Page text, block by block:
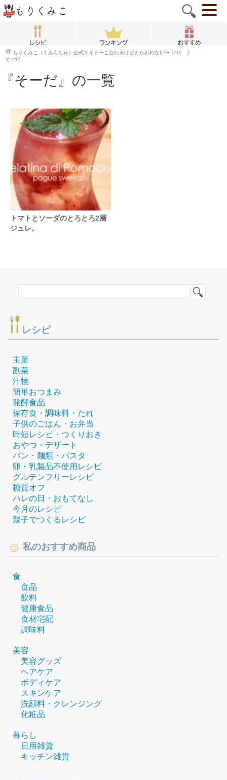
もりくみこ（くみんちゅ）公式サイト〜こだわるけどとらわれない〜 TOP
そーだ
『そーだ』の一覧
トマトとソーダのとろとろ2層
ジュレ。
レシピ
主菜
副菜
汁物
簡単おつまみ
発酵食品
保存食・調味料・たれ
子供のごはん・お弁当
時短レシピ・つくりおき
おやつ・デザート
パン・麺類・パスタ
卵・乳製品不使用レシピ
グルテンフリーレシピ
糖質オフ
ハレの日・おもてなし
今月のレシピ
親子でつくるレシピ
私のおすすめ商品
食
食品
飲料
健康食品
食材宅配
調味料
美容
美容グッズ
ヘアケア
ボディケア
スキンケア
洗顔料・クレンジング
化粧品
暮らし
日用雑貨
キッチン雑貨